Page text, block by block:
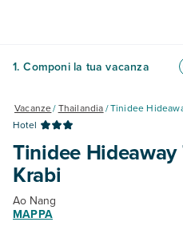
1. Componi la tua vacanza
Vacanze/Thailandia/Tinidee
Hotel
Tinidee Hideaway
Krabi
Ao Nang
MAPPA